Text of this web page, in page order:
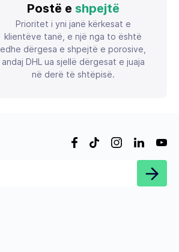
Postë e shpejtë
Prioritet i yni janë kërkesat e
klientëve tanë, e një nga to është
edhe dërgesa e shpejtë e porosive,
andaj DHL ua sjellë dërgesat e juaja
në derë të shtëpisë.